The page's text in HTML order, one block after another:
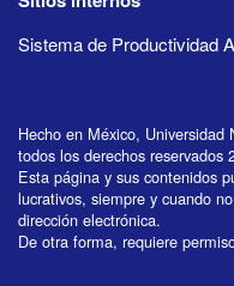
Sistema de Productividad
Hecho en México,
todos los derechos reservados
Esta página y sus contenidos
lucrativos, siempre y cuando
dirección electrónica.
De otra forma, requiere